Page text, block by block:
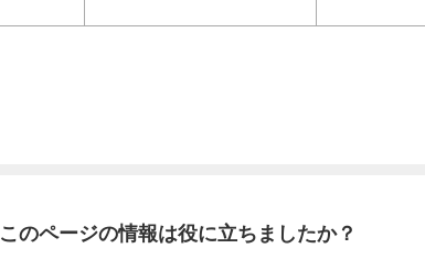
このページの情報は役に立ちましたか？